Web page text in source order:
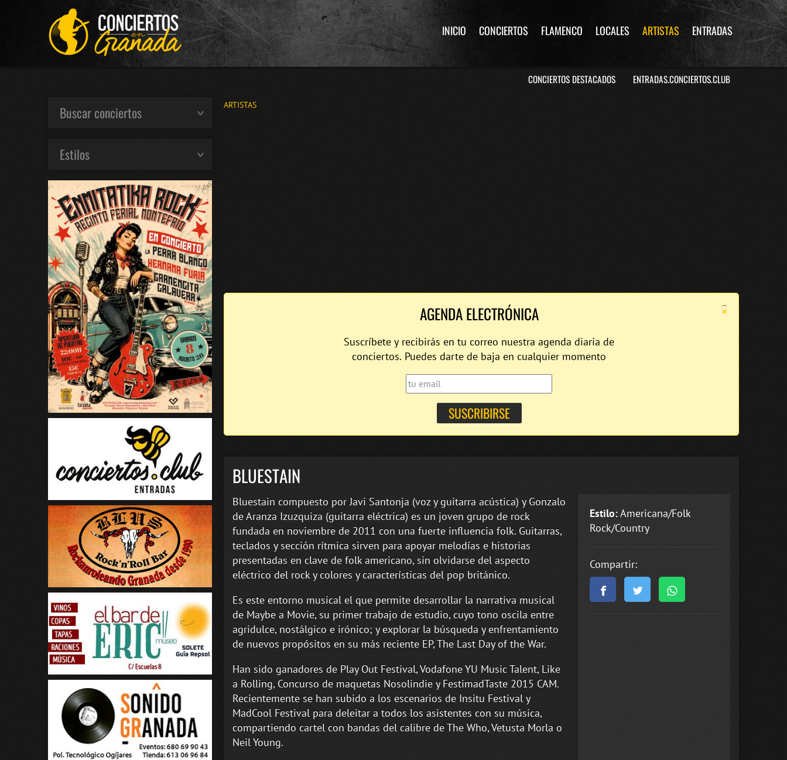
INICIO CONCIERTOS FLAMENCO LOCALES ARTISTAS ENTRADAS
CONCIERTOS DESTACADOS ENTRADAS.CONCIERTOS.CLUB
ARTISTAS
×
AGENDA ELECTRÓNICA
Suscríbete y recibirás en tu correo nuestra agenda diaria de
conciertos. Puedes darte de baja en cualquier momento
BLUESTAIN
Estilo:Americana/Folk
Rock/Country
Compartir:
Bluestain compuesto por Javi Santonja (voz y guitarra acústica) y Gonzalo
de Aranza Izuzquiza (guitarra eléctrica) es un joven grupo de rock
fundada en noviembre de 2011 con una fuerte influencia folk. Guitarras,
teclados y sección rítmica sirven para apoyar melodías e historias
presentadas en clave de folk americano, sin olvidarse del aspecto
eléctrico del rock y colores y características del pop británico.
Es este entorno musical el que permite desarrollar la narrativa musical
de Maybe a Movie, su primer trabajo de estudio, cuyo tono oscila entre
agridulce, nostálgico e irónico; y explorar la búsqueda y enfrentamiento
de nuevos propósitos en su más reciente EP, The Last Day of the War.
Han sido ganadores de Play Out Festival, Vodafone YU Music Talent, Like
a Rolling, Concurso de maquetas Nosolindie y FestimadTaste 2015 CAM.
Recientemente se han subido a los escenarios de Insitu Festival y
MadCool Festival para deleitar a todos los asistentes con su música,
compartiendo cartel con bandas del calibre de The Who, Vetusta Morla o
Neil Young.
Buscar conciertos
Estilos